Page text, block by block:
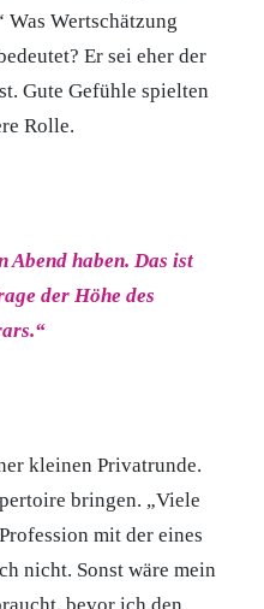
Was Wertschätzung
Er sei eher der
Gute Gefühle spielten
Rolle.
Abend haben. Das ist
der Höhe des
kleinen Privatrunde.
bringen. „Viele
mit der eines
nicht. Sonst wäre mein